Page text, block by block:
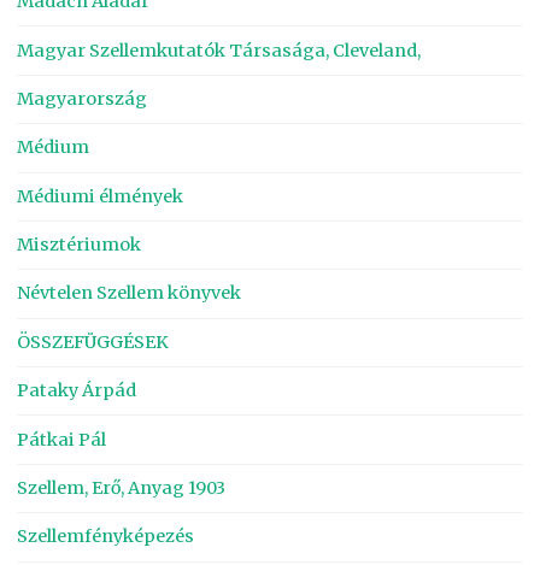
Magyar Szellemkutatók Társasága, Cleveland,
Magyarország
Médium
Médiumi élmények
Misztériumok
Névtelen Szellem könyvek
ÖSSZEFÜGGÉSEK
Pataky Árpád
Pátkai Pál
Szellem, Erő, Anyag 1903
Szellemfényképezés